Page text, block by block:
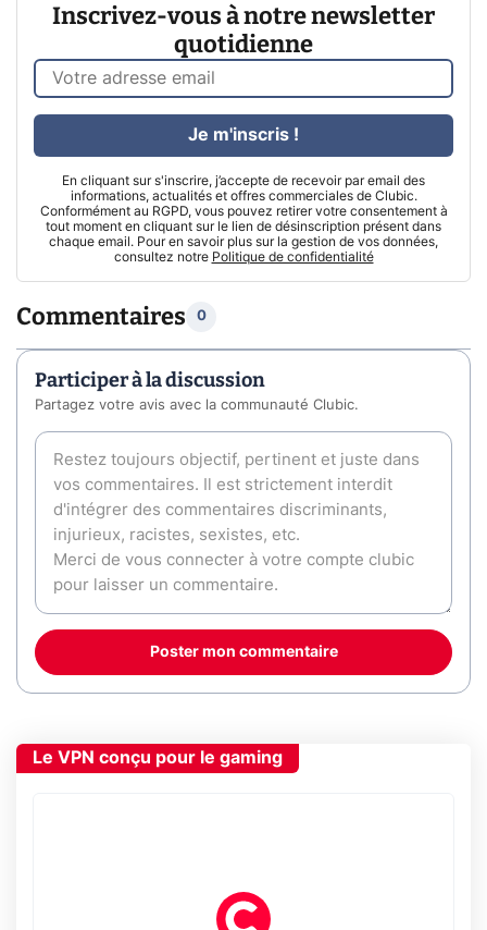
Inscrivez-vous à notre newsletter
quotidienne
En cliquant sur s'inscrire, j’accepte de recevoir par email des
informations, actualités et offres commerciales de Clubic.
Conformément au RGPD, vous pouvez retirer votre consentement à
tout moment en cliquant sur le lien de désinscription présent dans
chaque email. Pour en savoir plus sur la gestion de vos données,
consultez notre Politique de confidentialité
Je m'inscris !
Commentaires 0
Participer à la discussion
Partagez votre avis avec la communauté Clubic.
Poster mon commentaire
Le VPN conçu pour le gaming